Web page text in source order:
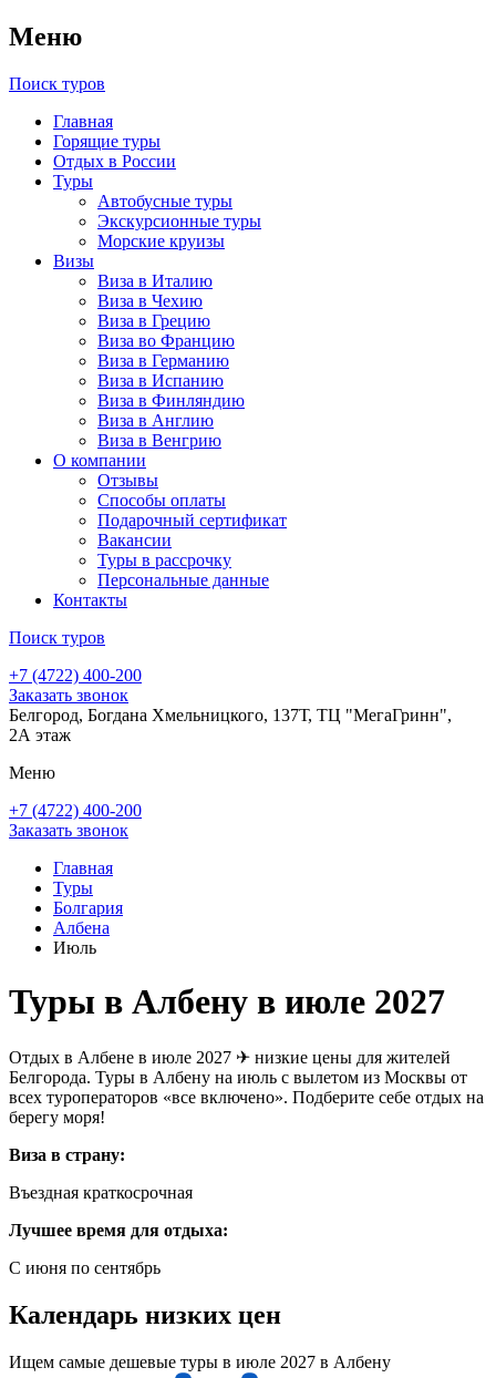
Меню
Поиск туров
Главная
Горящие туры
Отдых в России
Туры
Автобусные туры
Экскурсионные туры
Морские круизы
Визы
Виза в Италию
Виза в Чехию
Виза в Грецию
Виза во Францию
Виза в Германию
Виза в Испанию
Виза в Финляндию
Виза в Англию
Виза в Венгрию
О компании
Отзывы
Способы оплаты
Подарочный сертификат
Вакансии
Туры в рассрочку
Персональные данные
Контакты
Поиск туров
+7 (4722) 400-200
Заказать звонок
Белгород, Богдана Хмельницкого, 137Т, ТЦ "МегаГринн",
2А этаж
Меню
+7 (4722) 400-200
Заказать звонок
Главная
Туры
Болгария
Албена
Июль
Туры в Албену в июле 2027
Отдых в Албене в июле 2027 ✈ низкие цены для жителей
Белгорода. Туры в Албену на июль с вылетом из Москвы от
всех туроператоров «все включено». Подберите себе отдых на
берегу моря!
Виза в страну:
Въездная краткосрочная
Лучшее время для отдыха:
С июня по сентябрь
Календарь низких цен
Ищем самые дешевые туры в июле 2027 в Албену